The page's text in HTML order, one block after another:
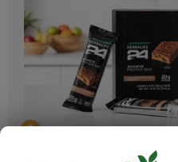
Herbalife24 ACHIEVE Protein Bar